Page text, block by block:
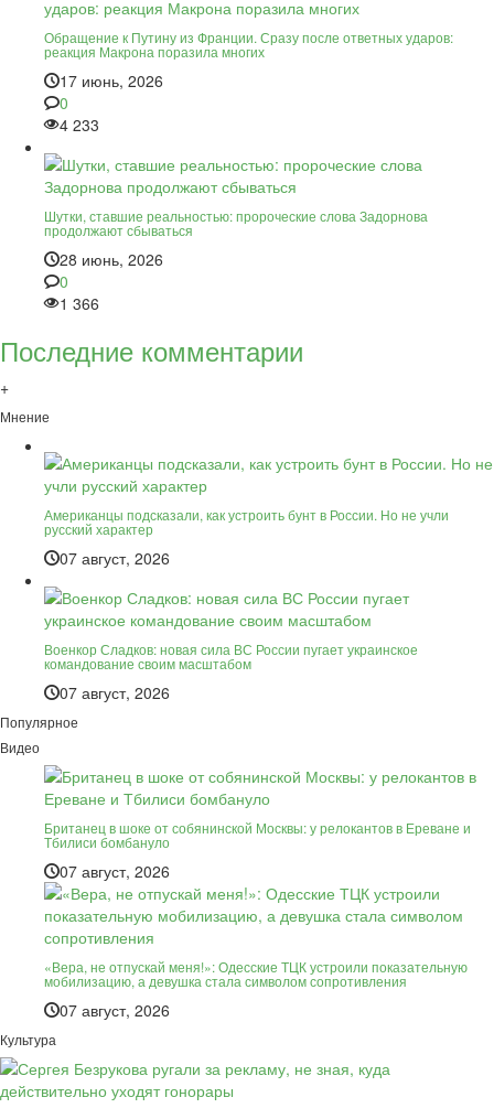
Обращение к Путину из Франции. Сразу после ответных ударов:
реакция Макрона поразила многих
17 июнь, 2026
0
4 233
Шутки, ставшие реальностью: пророческие слова Задорнова
продолжают сбываться
28 июнь, 2026
0
1 366
Последние комментарии
+
Мнение
Американцы подсказали, как устроить бунт в России. Но не учли
русский характер
07 август, 2026
Военкор Сладков: новая сила ВС России пугает украинское
командование своим масштабом
07 август, 2026
Популярное
Видео
Британец в шоке от собянинской Москвы: у релокантов в Ереване и
Тбилиси бомбануло
07 август, 2026
«Вера, не отпускай меня!»: Одесские ТЦК устроили показательную
мобилизацию, а девушка стала символом сопротивления
07 август, 2026
Культура